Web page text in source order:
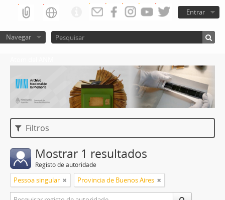
Entrar
Navegar
Filtros
Mostrar 1 resultados
Registo de autoridade
Pessoa singular Provincia de Buenos Aires